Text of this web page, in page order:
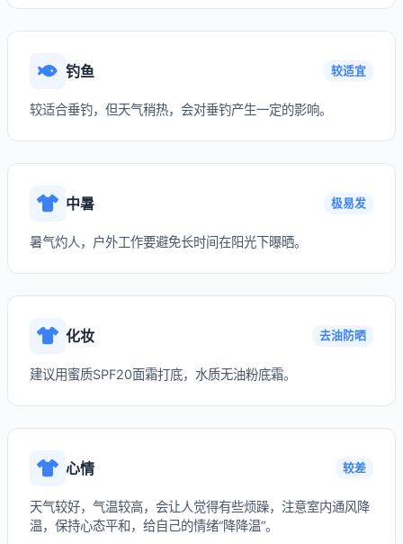
钓鱼 较适宜
较适合垂钓，但天气稍热，会对垂钓产生一定的影响。
中暑 极易发
暑气灼人，户外工作要避免长时间在阳光下曝晒。
化妆 去油防晒
建议用蜜质SPF20面霜打底，水质无油粉底霜。
心情 较差
天气较好，气温较高，会让人觉得有些烦躁，注意室内通风降
温，保持心态平和，给自己的情绪“降降温”。